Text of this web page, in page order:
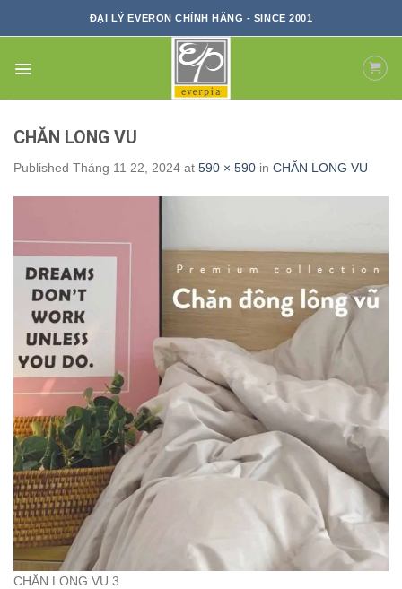
ĐẠI LÝ EVERON CHÍNH HÃNG - SINCE 2001
CHĂN LONG VU
Published Tháng 11 22, 2024 at 590 × 590 in CHĂN LONG VU
CHĂN LONG VU 3